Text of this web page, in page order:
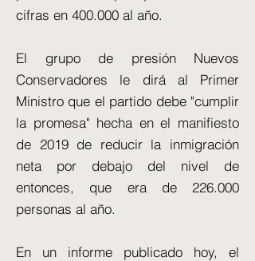
cifras en 400.000 al año.
El grupo de presión Nuevos
Conservadores le dirá al Primer
Ministro que el partido debe "cumplir
la promesa" hecha en el manifiesto
de 2019 de reducir la inmigración
neta por debajo del nivel de
entonces, que era de 226.000
personas al año.
En un informe publicado hoy, el